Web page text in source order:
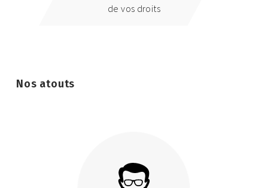
de vos droits
Nos atouts